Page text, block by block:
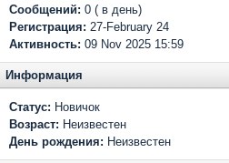
Сообщений: 0 ( в день)
Регистрация: 27-February 24
Активность: 09 Nov 2025 15:59
Информация
Статус: Новичок
Возраст: Неизвестен
День рождения: Неизвестен